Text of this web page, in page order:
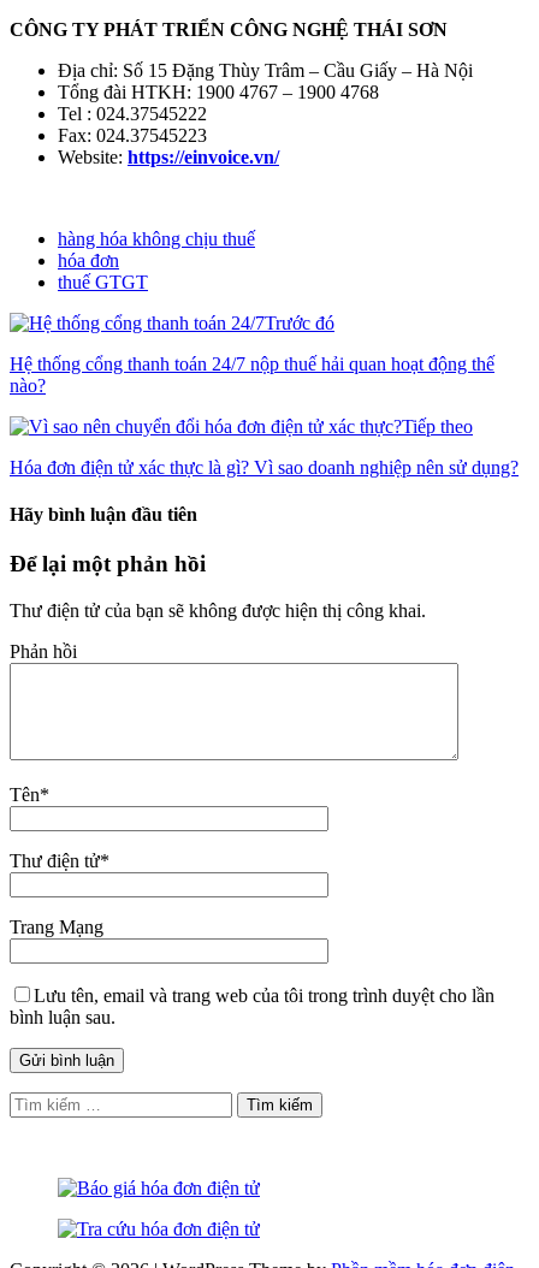
CÔNG TY PHÁT TRIỂN CÔNG NGHỆ THÁI SƠN
Địa chỉ: Số 15 Đặng Thùy Trâm – Cầu Giấy – Hà Nội
Tổng đài HTKH: 1900 4767 – 1900 4768
Tel : 024.37545222
Fax: 024.37545223
Website: https://einvoice.vn/
hàng hóa không chịu thuế
hóa đơn
thuế GTGT
Trước đó
Hệ thống cổng thanh toán 24/7 nộp thuế hải quan hoạt động thế
nào?
Tiếp theo
Hóa đơn điện tử xác thực là gì? Vì sao doanh nghiệp nên sử dụng?
Hãy bình luận đầu tiên
Để lại một phản hồi
Thư điện tử của bạn sẽ không được hiện thị công khai.
Phản hồi
Tên*
Thư điện tử*
Trang Mạng
Lưu tên, email và trang web của tôi trong trình duyệt cho lần
bình luận sau.
Tìm
kiếm